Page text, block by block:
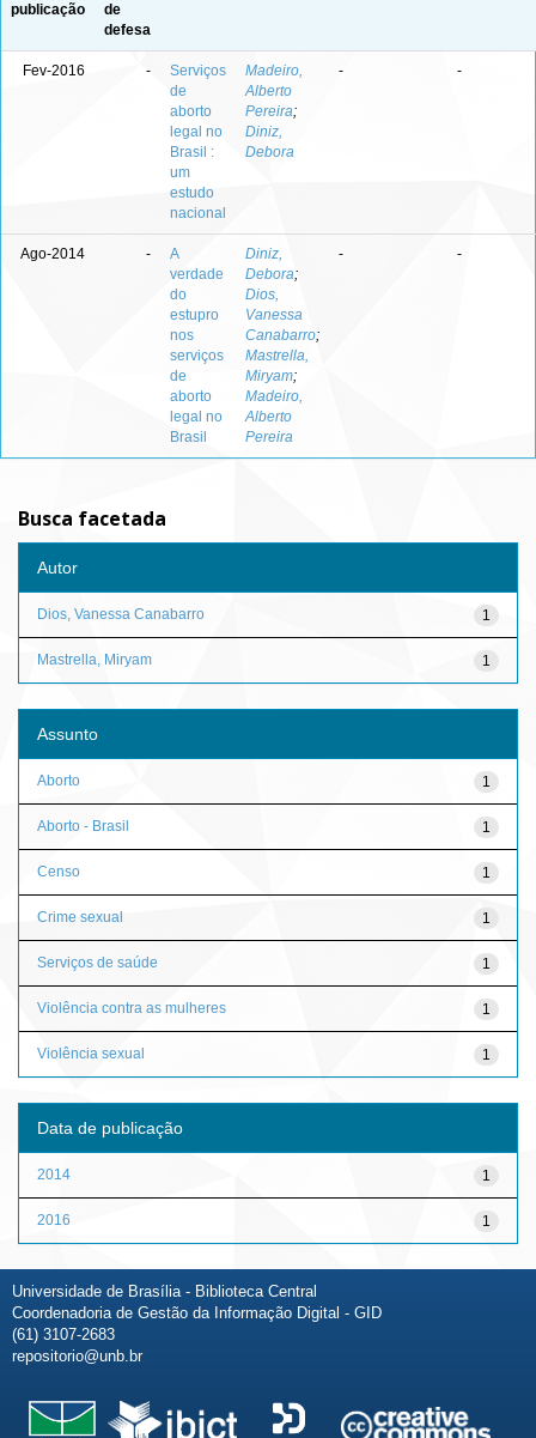
publicação
de
defesa
Fev-2016 -
Serviços
de
aborto
legal no
Brasil :
um
estudo
nacional
Madeiro,
Alberto
Pereira;
Diniz,
Debora
- -
Ago-2014 -
A
verdade
do
estupro
nos
serviços
de
aborto
legal no
Brasil
Diniz,
Debora;
Dios,
Vanessa
Canabarro;
Mastrella,
Miryam;
Madeiro,
Alberto
Pereira
- -
Busca facetada
Autor
1
Dios, Vanessa Canabarro
1
Mastrella, Miryam
Assunto
1
Aborto
1
Aborto - Brasil
1
Censo
1
Crime sexual
1
Serviços de saúde
1
Violência contra as mulheres
1
Violência sexual
Data de publicação
1
2014
1
2016
Universidade de Brasília - Biblioteca Central
Coordenadoria de Gestão da Informação Digital - GID
(61) 3107-2683
repositorio@unb.br